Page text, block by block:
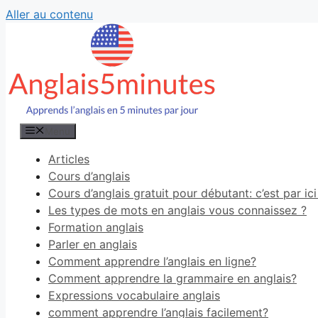
Aller au contenu
Articles
Cours d’anglais
Cours d’anglais gratuit pour débutant: c’est par
Les types de mots en anglais vous connaissez ?
Formation anglais
Parler en anglais
Comment apprendre l’anglais en ligne?
Comment apprendre la grammaire en anglais?
Expressions vocabulaire anglais
comment apprendre l’anglais facilement?